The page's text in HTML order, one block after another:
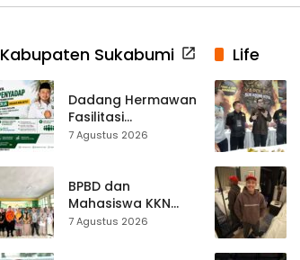
Kabupaten Sukabumi
Dadang Hermawan
Fasilitasi
Pembentukan
Pekerja Dapat
Perlindungan BPJS
7 Agustus 2026
BPBD dan
Mahasiswa KKN
Edukasi Mitigasi
7 Agustus 2026
Life